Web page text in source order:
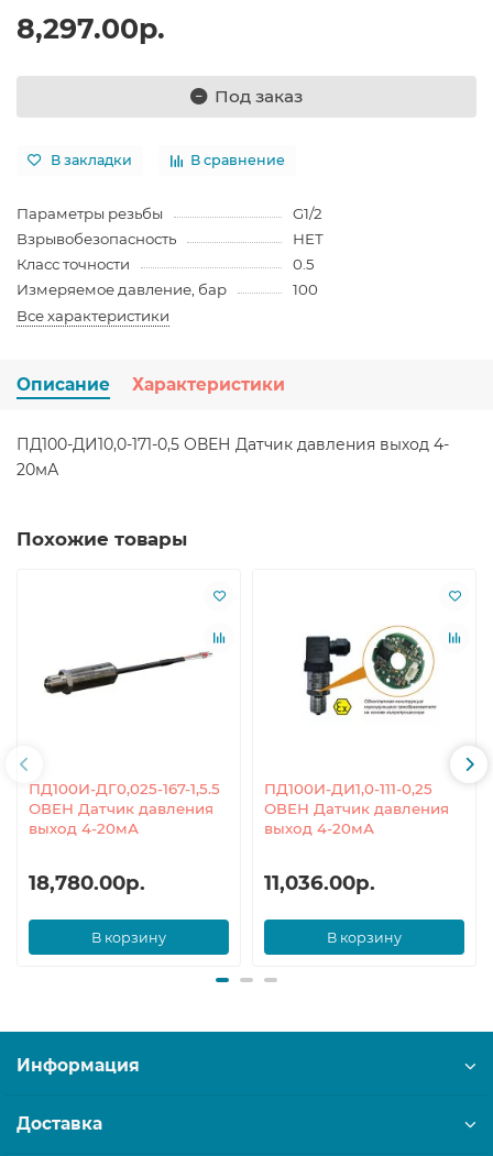
8,297.00р.
Под заказ
В закладки В сравнение
Параметры резьбы
G1/2
Взрывобезопасность
НЕТ
Класс точности
0.5
Измеряемое давление, бар
100
Все характеристики
Описание Характеристики
ПД100-ДИ10,0-171-0,5 ОВЕН Датчик давления выход 4-
20мА
Похожие товары
ПД100И-ДГ0,025-167-1,5.5
ОВЕН Датчик давления
выход 4-20мА
18,780.00р.
В корзину
ПД100И-ДИ1,0-111-0,25
ОВЕН Датчик давления
выход 4-20мА
11,036.00р.
В корзину
Информация
Доставка